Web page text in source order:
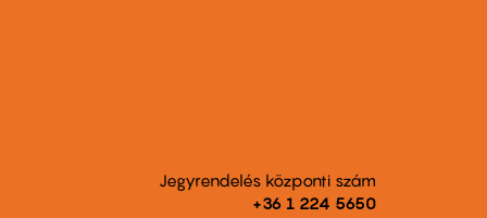
Jegyrendelés központi szám
+36 1 224 5650